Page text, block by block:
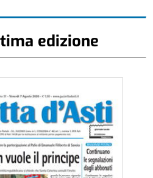
edizione